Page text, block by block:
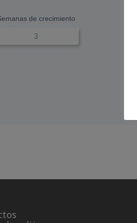
de crecimiento